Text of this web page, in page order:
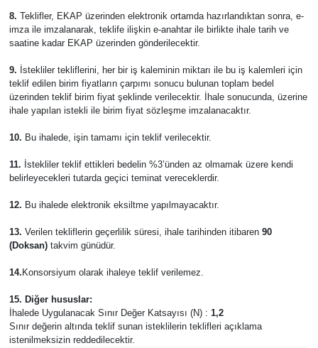
8. Teklifler, EKAP üzerinden elektronik ortamda hazırlandıktan sonra, e-
imza ile imzalanarak, teklife ilişkin e-anahtar ile birlikte ihale tarih ve
saatine kadar EKAP üzerinden gönderilecektir.
9. İstekliler tekliflerini, her bir iş kaleminin miktarı ile bu iş kalemleri için
teklif edilen birim fiyatların çarpımı sonucu bulunan toplam bedel
üzerinden teklif birim fiyat şeklinde verilecektir. İhale sonucunda, üzerine
ihale yapılan istekli ile birim fiyat sözleşme imzalanacaktır.
10. Bu ihalede, işin tamamı için teklif verilecektir.
11. İstekliler teklif ettikleri bedelin %3’ünden az olmamak üzere kendi
belirleyecekleri tutarda geçici teminat vereceklerdir.
12. Bu ihalede elektronik eksiltme yapılmayacaktır.
13. Verilen tekliflerin geçerlilik süresi, ihale tarihinden itibaren 90
(Doksan)takvim günüdür.
14. Konsorsiyum olarak ihaleye teklif verilemez.
15. Diğer hususlar:
İhalede Uygulanacak Sınır Değer Katsayısı (N) : 1,2
Sınır değerin altında teklif sunan isteklilerin teklifleri açıklama
istenilmeksizin reddedilecektir.